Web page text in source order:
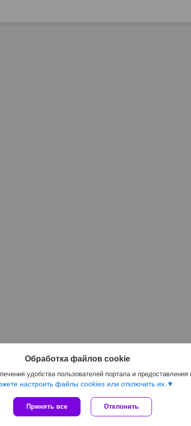
Сайт создан на платформе Deal.by
Политика обработки файлов cookies
Обработка файлов cookie
удобства пользователей портала и
настроить файлы cookies или отключить их.
Принять все Отклонить